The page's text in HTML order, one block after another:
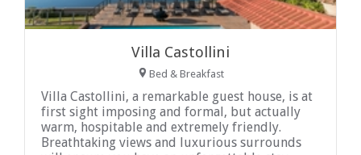
Villa Castollini
Bed & Breakfast
Villa Castollini, a remarkable guest house, is at
first sight imposing and formal, but actually
warm, hospitable and extremely friendly.
Breathtaking views and luxurious surrounds